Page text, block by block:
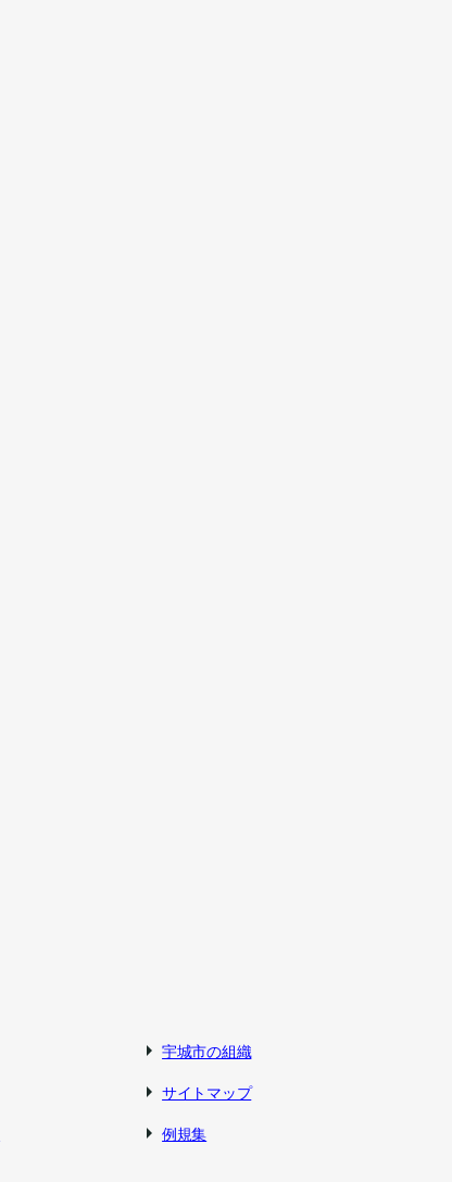
宇城市の組織
サイトマップ
例規集